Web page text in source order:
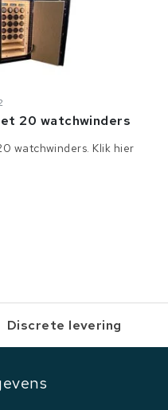
20 watchwinders
watchwinders. Klik hier
Discrete levering